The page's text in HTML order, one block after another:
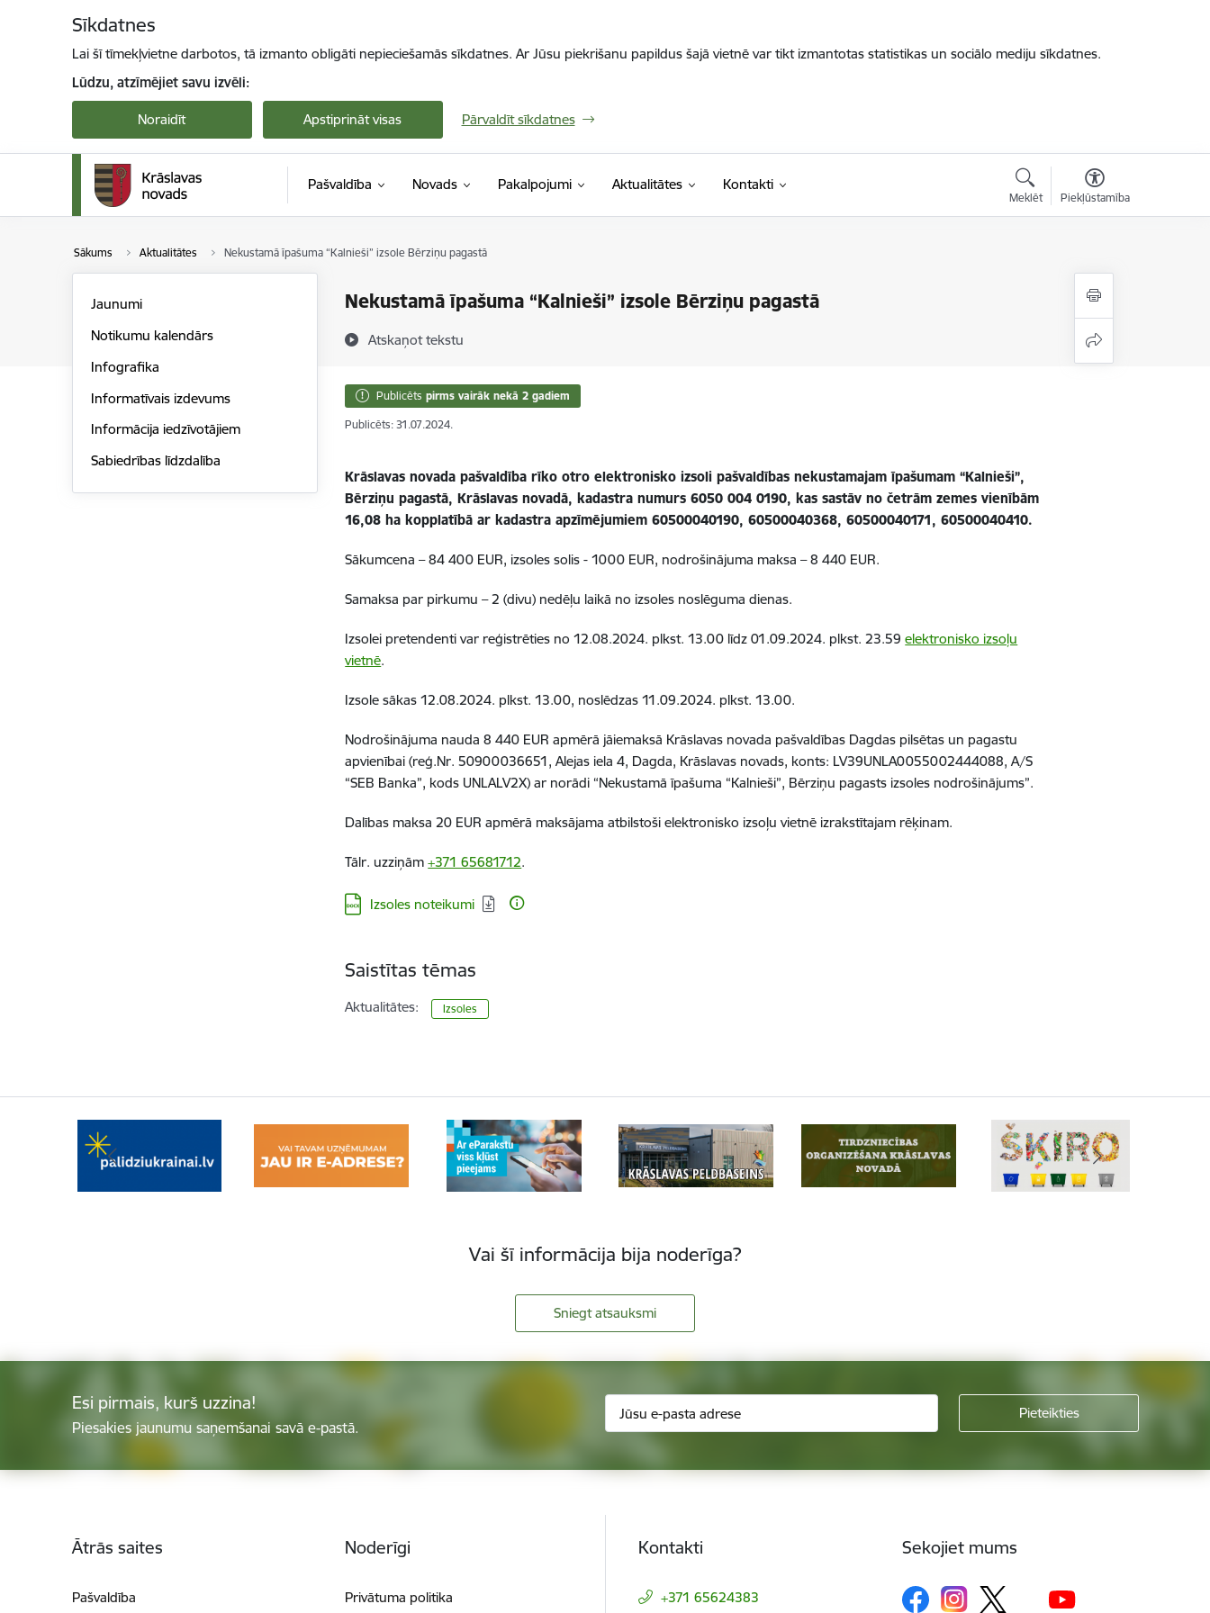
Sīkdatnes
Lai šī tīmekļvietne darbotos, tā izmanto obligāti nepieciešamās sīkdatnes. Ar Jūsu piekrišanu papildus šajā vietnē var tikt izmantotas statistikas un sociālo mediju sīkdatnes.
Lūdzu, atzīmējiet savu izvēli:
Noraidīt Apstiprināt visas Pārvaldīt sīkdatnes
Pašvaldība Novads Pakalpojumi Aktualitātes Kontakti
Meklēt Piekļūstamība
Sākums Aktualitātes Nekustamā īpašuma “Kalnieši” izsole Bērziņu pagastā
Nekustamā īpašuma “Kalnieši” izsole Bērziņu pagastā
Atskaņot tekstu
Jaunumi
Notikumu kalendārs
Infografika
Informatīvais izdevums
Informācija iedzīvotājiem
Sabiedrības līdzdalība
Publicēts pirms vairāk nekā 2 gadiem
Publicēts: 31.07.2024.
Krāslavas novada pašvaldība rīko otro elektronisko izsoli pašvaldības nekustamajam īpašumam“Kalnieši”,
Bērziņupagastā, Krāslavas novadā, kadastra numurs 6050 004 0190, kassastāv no četrām zemes vienībām
16,08 ha kopplatībā ar kadastra apzīmējumiem 60500040190, 60500040368, 60500040171, 60500040410.
Sākumcena – 84 400 EUR, izsoles solis - 1000 EUR, nodrošinājuma maksa – 8 440 EUR.
Samaksa par pirkumu – 2 (divu) nedēļu laikā no izsoles noslēguma dienas.
Izsolei pretendenti var reģistrēties no 12.08.2024. plkst. 13.00 līdz 01.09.2024. plkst. 23.59elektronisko izsoļu
vietnē.
Izsole sākas 12.08.2024. plkst. 13.00, noslēdzas 11.09.2024. plkst. 13.00.
Nodrošinājuma nauda 8 440 EUR apmērā jāiemaksā Krāslavas novada pašvaldības Dagdas pilsētas un pagastu
apvienībai (reģ.Nr. 50900036651, Alejas iela 4, Dagda, Krāslavas novads, konts: LV39UNLA0055002444088, A/S
“SEB Banka”, kods UNLALV2X) ar norādi “Nekustamā īpašuma “Kalnieši”, Bērziņu pagasts izsoles nodrošinājums”.
Dalības maksa 20 EUR apmērā maksājama atbilstoši elektronisko izsoļu vietnē izrakstītajam rēķinam.
Tālr. uzziņām+371 65681712.
Lejupielādēt:
Izsoles noteikumi
Saistītas tēmas
Aktualitātes: Izsoles
Vai šī informācija bija noderīga?
Sniegt atsauksmi
Esi pirmais, kurš uzzina!
Piesakies jaunumu saņemšanai savā e-pastā.
Ātrās saites
Pašvaldība
Noderīgi
Privātuma politika
Kontakti
+371 65624383
Sekojiet mums